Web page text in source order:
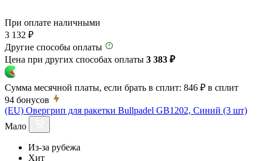
При оплате наличными
3 132 ₽
Другие способы оплаты
Цена при других способах оплаты 3 383 ₽
Сумма месячной платы, если брать в сплит: 846 ₽ в сплит
94 бонусов
(EU) Овергрип для ракетки Bullpadel GB1202, Синий (3 шт)
Мало
Из-за рубежа
Хит